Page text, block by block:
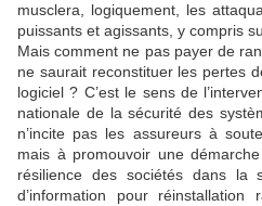
musclera, logiquement, les
puissants et agissants, y compris
Mais comment ne pas payer de
ne saurait reconstituer les pertes
logiciel ? C’est le sens de
nationale de la sécurité des
n’incite pas les assureurs à
mais à promouvoir une
résilience des sociétés dans la
d’information pour